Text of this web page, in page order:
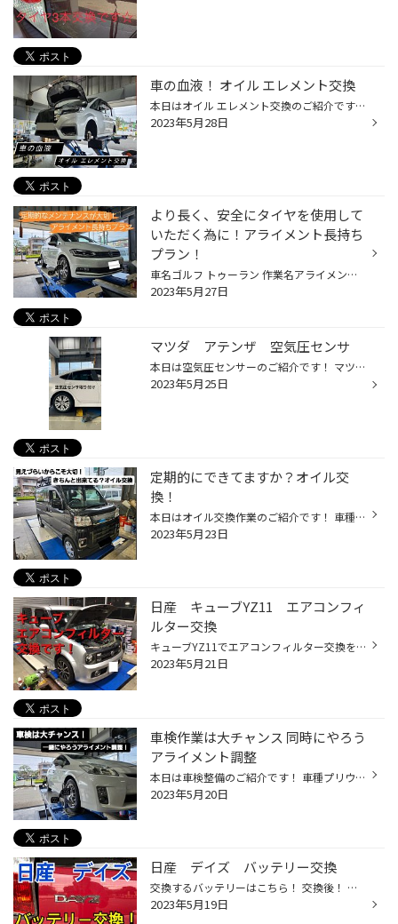
車の血液！ オイル エレメント交換
本日はオイル エレメント交換のご紹介です！ 車種ステップワゴン 作業名オイル エレメント交換 今回は車の血液ともいえるオイル エレメント交換のご紹介です エンジンには潤滑や保護 洗浄のためにエンジンオイルが必要になります。人間でいえば血液のようなものです。 ですが車はどんどん汚れが蓄積...
2023年5月28日
より長く、安全にタイヤを使用して
いただく為に！アライメント長持ち
プラン！
車名ゴルフ トゥーラン 作業名アライメント調整 今回は新品タイヤに交換した際にオススメなプラン アライメント長持ちプランの紹介です！ こちらのプランは新品タイヤ交換時、アライメントの作業にプラスして加入して頂ければ、 購入・交換後の3年間・3回までアライメント測定料が無料となり、調整...
2023年5月27日
マツダ アテンザ 空気圧センサ
本日は空気圧センサーのご紹介です！ マツダ アテンザ 空気圧センサー(TPMS) 空気圧センサを付けることによってお客様自身の車のタイヤ空気圧がどのような状態なのか空気圧センサによって知ることができます‼️ 作業中 このように通常はエアバルブがあるところにセンサーをタイヤ空気圧を測っていま...
2023年5月25日
定期的にできてますか？オイル交
換！
本日はオイル交換作業のご紹介です！ 車種サンバー 作業名オイル交換 本日は新型サンバーのオイル交換作業についてのご紹介です この車両やハイゼット エブリイなどの車両はエンジンが座席の下に隠れており、エンジンルームが見えづらい車両となっております。 ですので、ほかの車両と比べてエンジ...
2023年5月23日
日産 キューブYZ11 エアコンフィ
ルター交換
キューブYZ11でエアコンフィルター交換を致しましたので、ご紹介します！ 日産車のエアコンフィルター交換は手間がかかるので、車検でお車をお預かりしたタイミングで交換させて頂きました！ まず、グローブボックスをネジ８本を緩めて外します。 更に立ちはだかる金属プレートを外し、漸くエアコン...
2023年5月21日
車検作業は大チャンス 同時にやろう
アライメント調整
本日は車検整備のご紹介です！ 車種プリウス 作業名 車検整備 アライメント 作業前 今回はアライメント調整についてのお話です 2年に1回行う車検の際に一緒に他の部分も整備を行い、もう2年間も心配なく乗れるようにするためにしよう！というお知らせです 今回こちらの車両はハンドルをまっすぐにす...
2023年5月20日
日産 デイズ バッテリー交換
交換するバッテリーはこちら！ 交換後！ タイヤ館めじろ台ではタイヤだけでなくお車のメンテナンス商品も取扱・交換できます！ 特にバッテリーは前回交換から2〜3年を経過しますと急激に性能が下がりますのでいつバッテリー上がりが起きるかわかりません！交換時期を迎えている方はお早めの交換を！...
2023年5月19日